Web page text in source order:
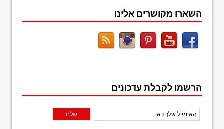
השארו מקושרים אלינו
הרשמו לקבלת עדכונים